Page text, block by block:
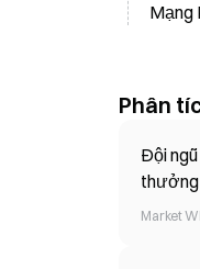
Mạng
Phân
Đội
Market